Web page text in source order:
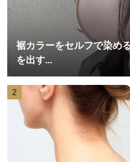
裾カラーをセルフで染め
を出す...
2